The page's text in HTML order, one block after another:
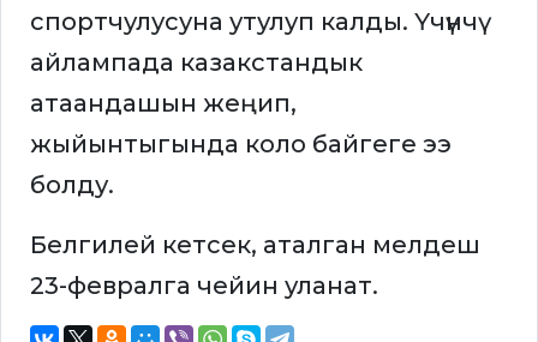
спортчулусуна утулуп калды. Үчүнчү
айлампада казакстандык
атаандашын жеңип,
жыйынтыгында коло байгеге ээ
болду.
Белгилей кетсек, аталган мелдеш
23-февралга чейин уланат.